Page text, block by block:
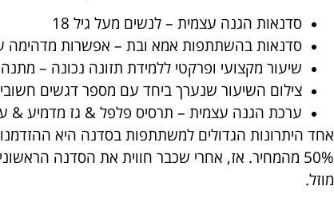
סדנאות הגנה עצמית – לנשים מעל גיל 18
סדנאות בהשתתפות אמא ובת – אפשרות מדהימה
שיעור מקצועי ופרקטי ללמידת תזונה נכונה –
צילום השיעור שנערך ביחד עם מספר דגשים
ערכת הגנה עצמית – תרסיס פלפל & גז מדמיע &
אחד היתרונות הגדולים למשתתפות בסדנה היא
50% מהמחיר. אז, אחרי שכבר חווית את הסדנה
מוזל.